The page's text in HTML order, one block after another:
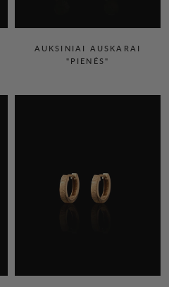
AUKSINIAI AUSKARAI
"PIENĖS"